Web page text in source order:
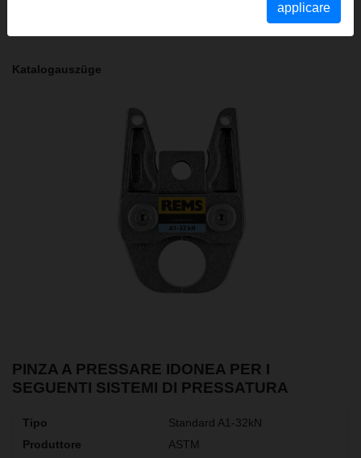
Istruzioni di sicurezza PP/AP/PI/PP E01/Tagliacavo
Katalogauszüge
PINZA A PRESSARE IDONEA PER I
SEGUENTI SISTEMI DI PRESSATURA
Standard A1-32kN
ASTM
applicare